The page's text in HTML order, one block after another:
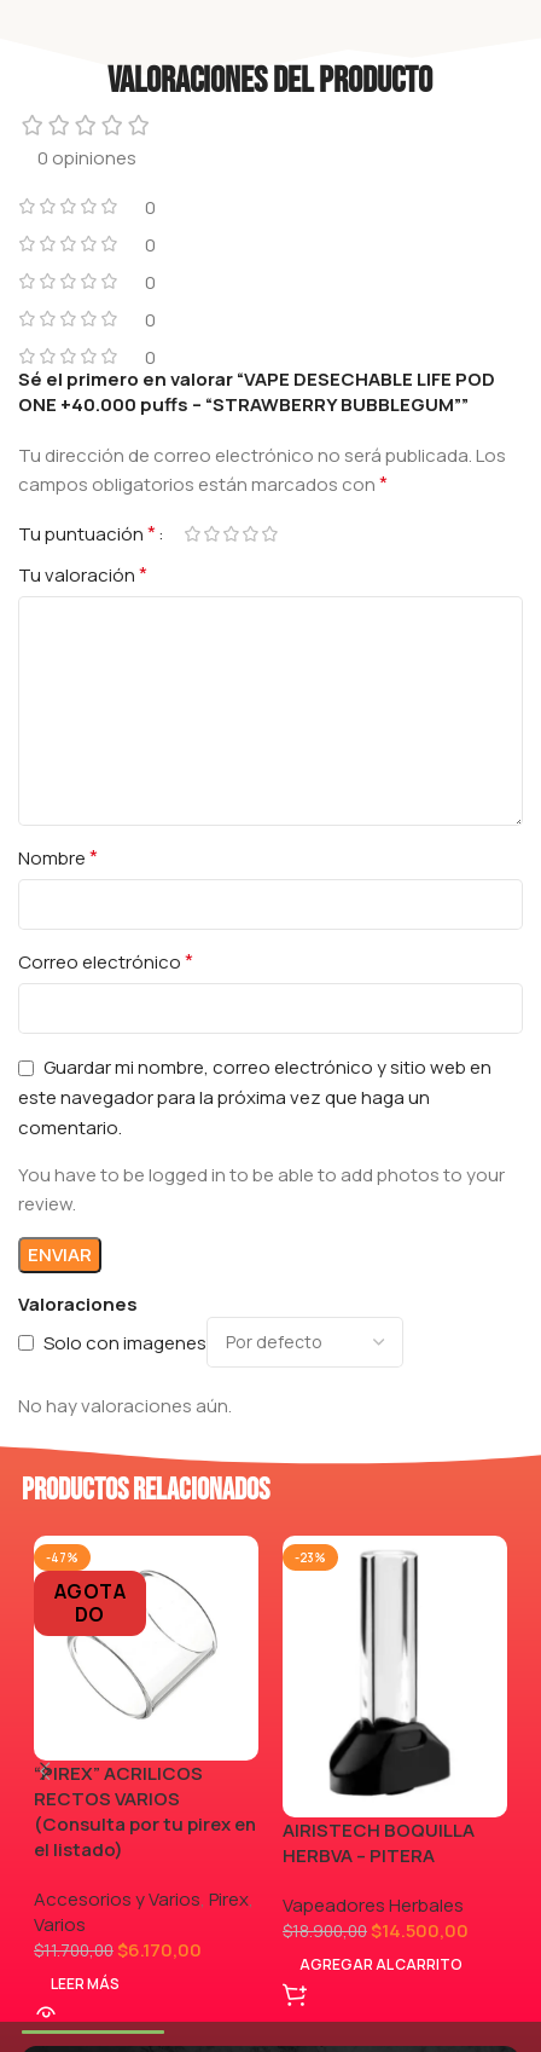
Valoraciones del producto
0 opiniones
0
0
0
0
0
Valoraciones
Solo con imagenes
No hay valoraciones aún.
Sé el primero en valorar “VAPE DESECHABLE LIFE POD
ONE +40.000 puffs – “STRAWBERRY BUBBLEGUM””
Tu dirección de correo electrónico no será publicada.Los
campos obligatorios están marcados con*
Tu puntuación*
Tu valoración*
Nombre*
Correo electrónico*
Guardar mi nombre, correo electrónico y sitio web en
este navegador para la próxima vez que haga un
comentario.
You have to be logged in to be able to add photos to your
review.
Productos relacionados
-47%
AGOTA
DO
“PIREX” ACRILICOS
RECTOS VARIOS
(Consulta por tu pirex en
el listado)
Accesorios y Varios, Pirex,
Varios
$11.700,00$6.170,00
LEER MÁS
-23%
AIRISTECH BOQUILLA
HERBVA – PITERA
Vapeadores Herbales
$18.900,00$14.500,00
AGREGAR AL CARRITO